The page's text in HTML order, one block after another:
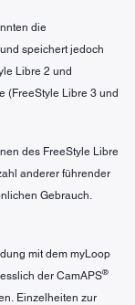
die
speichert jedoch
Libre 2 und
(FreeStyle Libre 3 und
des FreeStyle Libre
anderer führender
Gebrauch.
mit dem myLoop
der CamAPS®
Einzelheiten zur